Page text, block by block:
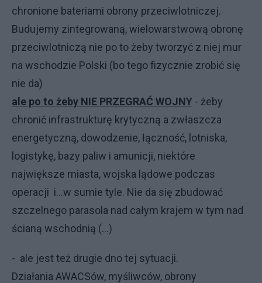
chronione bateriami obrony przeciwlotniczej.
Budujemy zintegrowaną, wielowarstwową obronę
przeciwlotniczą nie po to żeby tworzyć z niej mur
na wschodzie Polski (bo tego fizycznie zrobić się
nie da)
ale po to żeby NIE PRZEGRAĆ WOJNY - żeby
chronić infrastrukturę krytyczną a zwłaszcza
energetyczną, dowodzenie, łączność, lotniska,
logistykę, bazy paliw i amunicji, niektóre
największe miasta, wojska lądowe podczas
operacji i...w sumie tyle. Nie da się zbudować
szczelnego parasola nad całym krajem w tym nad
ścianą wschodnią (...)
- ale jest też drugie dno tej sytuacji.
Działania AWACSów, myśliwców, obrony